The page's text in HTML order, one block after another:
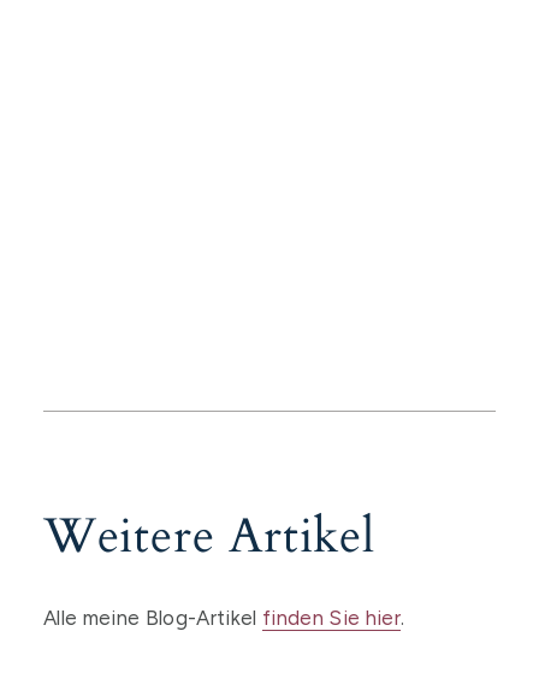
Weitere Artikel
Alle meine Blog-Artikel finden Sie hier.